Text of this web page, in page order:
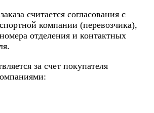
считается согласования с
компании (перевозчика),
отделения и контактных
за счет покупателя